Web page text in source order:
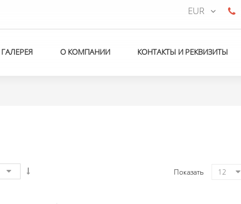
EUR
ГАЛЕРЕЯ О КОМПАНИИ КОНТАКТЫ И РЕКВИЗИТЫ
Показать 12